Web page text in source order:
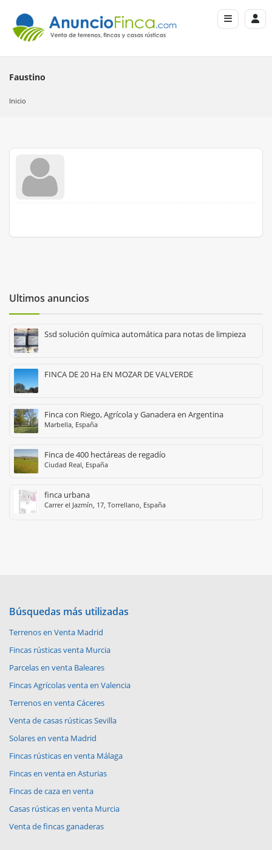
Faustino
Inicio
Ultimos anuncios
Ssd solución química automática para notas de limpieza
FINCA DE 20 Ha EN MOZAR DE VALVERDE
Finca con Riego, Agrícola y Ganadera en Argentina
Marbella, España
Finca de 400 hectáreas de regadío
Ciudad Real, España
finca urbana
Carrer el Jazmín, 17, Torrellano, España
Búsquedas más utilizadas
Terrenos en Venta Madrid
Fincas rústicas venta Murcia
Parcelas en venta Baleares
Fincas Agrícolas venta en Valencia
Terrenos en venta Cáceres
Venta de casas rústicas Sevilla
Solares en venta Madrid
Fincas rústicas en venta Málaga
Fincas en venta en Asturias
Fincas de caza en venta
Casas rústicas en venta Murcia
Venta de fincas ganaderas